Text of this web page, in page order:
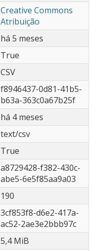
Creative Commons
Atribuição
há 5 meses
True
CSV
f8946437-0d81-41b5-
b63a-363c0a67b25f
há 4 meses
text/csv
True
a8729428-f382-430c-
abe5-6e5f85aa9a03
190
3cf853f8-d6e2-417a-
ac52-2ae3e2bbb97c
5,4 MiB